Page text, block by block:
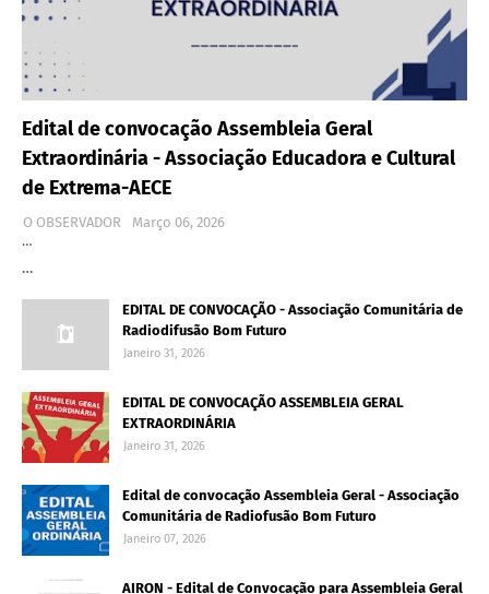
Edital de convocação Assembleia Geral
Extraordinária - Associação Educadora e Cultural
de Extrema-AECE
O OBSERVADOR
Março 06, 2026
…
…
EDITAL DE CONVOCAÇÃO - Associação Comunitária de
Radiodifusão Bom Futuro
Janeiro 31, 2026
EDITAL DE CONVOCAÇÃO ASSEMBLEIA GERAL
EXTRAORDINÁRIA
Janeiro 31, 2026
Edital de convocação Assembleia Geral - Associação
Comunitária de Radiofusão Bom Futuro
Janeiro 07, 2026
AIRON - Edital de Convocação para Assembleia Geral